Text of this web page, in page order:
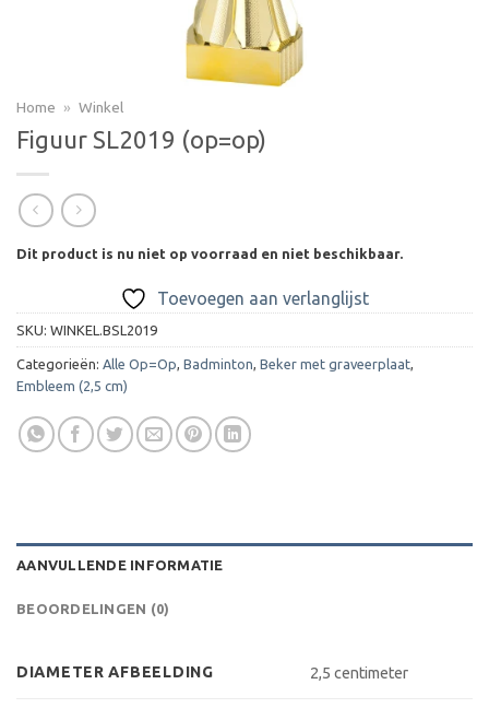
Home » Winkel
Figuur SL2019 (op=op)
Dit product is nu niet op voorraad en niet beschikbaar.
Toevoegen aan verlanglijst
SKU: WINKEL.BSL2019
Categorieën: Alle Op=Op, Badminton, Beker met graveerplaat,
Embleem (2,5 cm)
AANVULLENDE INFORMATIE
BEOORDELINGEN (0)
DIAMETER AFBEELDING 2,5 centimeter